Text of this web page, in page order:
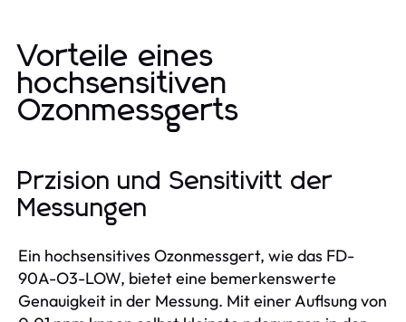
Vorteile eines
hochsensitiven
Ozonmessgerts
Przision und Sensitivitt der
Messungen
Ein hochsensitives Ozonmessgert, wie das FD-
90A-O3-LOW, bietet eine bemerkenswerte
Genauigkeit in der Messung. Mit einer Auflsung von